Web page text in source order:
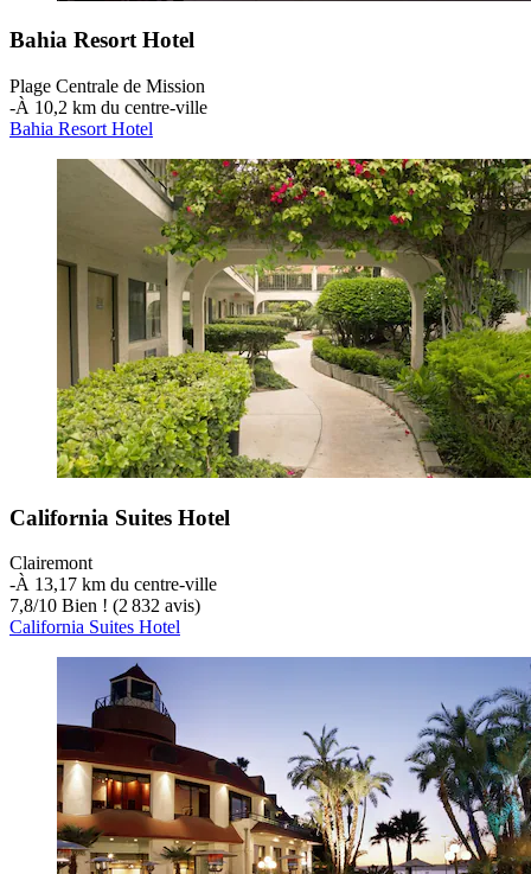
Bahia Resort Hotel
Plage Centrale de Mission
‐À 10,2 km du centre-ville
Bahia Resort Hotel
California Suites Hotel
Clairemont
‐À 13,17 km du centre-ville
7,8/10 Bien ! (2 832 avis)
California Suites Hotel